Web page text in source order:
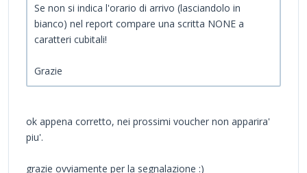
Se non si indica l'orario di arrivo (lasciandolo in
bianco) nel report compare una scritta NONE a
caratteri cubitali!
Grazie
ok appena corretto, nei prossimi voucher non apparira'
piu'.
grazie ovviamente per la segnalazione :)